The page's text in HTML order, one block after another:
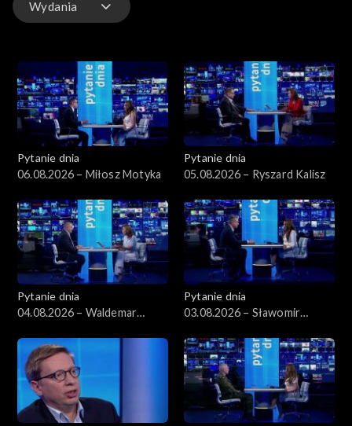
Wydania
Pytanie dnia
06.08.2026 – Miłosz Motyka
Pytanie dnia
05.08.2026 – Ryszard Kalisz
Pytanie dnia
04.08.2026 – Waldemar
Pytanie dnia
03.08.2026 – Sławomir